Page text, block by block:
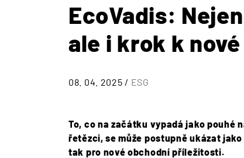
EcoVadis:
ale i krok k
08. 04. 2025 / ESG
To, co na začátku vypadá jako pouhé
řetězci, se může postupně ukázat
tak pro nové obchodní příležitosti.